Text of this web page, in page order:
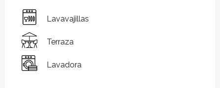
Lavavajillas
Terraza
Lavadora